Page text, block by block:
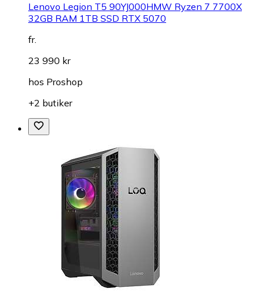
Lenovo Legion T5 90YJ000HMW Ryzen 7 7700X
32GB RAM 1TB SSD RTX 5070
fr.
23 990 kr
hos Proshop
+2 butiker